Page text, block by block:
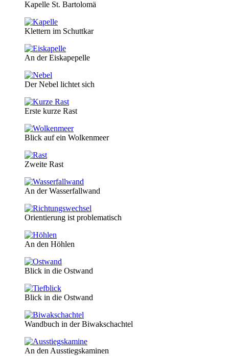
Kapelle St. Bartolomä
Klettern im Schuttkar
An der Eiskapepelle
Der Nebel lichtet sich
Erste kurze Rast
Blick auf ein Wolkenmeer
Zweite Rast
An der Wasserfallwand
Orientierung ist problematisch
An den Höhlen
Blick in die Ostwand
Blick in die Ostwand
Wandbuch in der Biwakschachtel
An den Ausstiegskaminen